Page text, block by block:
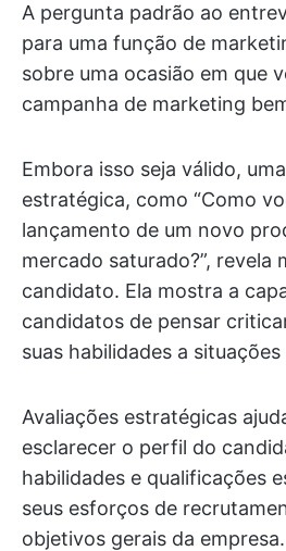
A pergunta padrão ao
para uma função de
sobre uma ocasião em que
campanha de marketing
Embora isso seja válido,
estratégica, como “Como
lançamento de um novo
mercado saturado?”, revela
candidato. Ela mostra a
candidatos de pensar
suas habilidades a
Avaliações estratégicas
esclarecer o perfil do
habilidades e qualificações
seus esforços de
objetivos gerais da empresa.